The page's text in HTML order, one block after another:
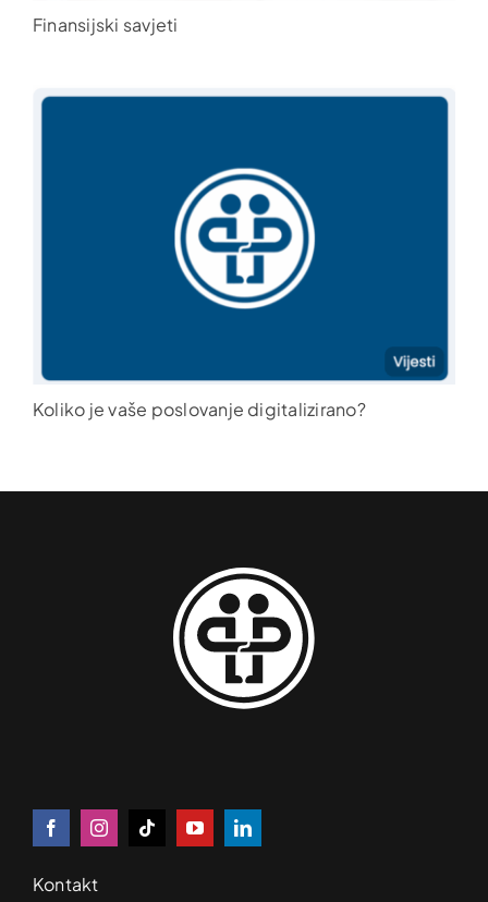
Finansijski savjeti
Koliko je vaše poslovanje digitalizirano?
Kontakt